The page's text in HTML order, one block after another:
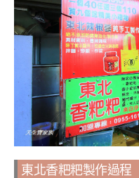
東北香粑粑製作過程